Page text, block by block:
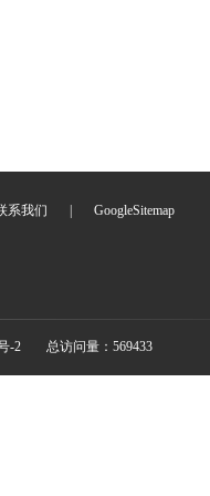
系我们 GoogleSitemap
-2 总访问量：569433